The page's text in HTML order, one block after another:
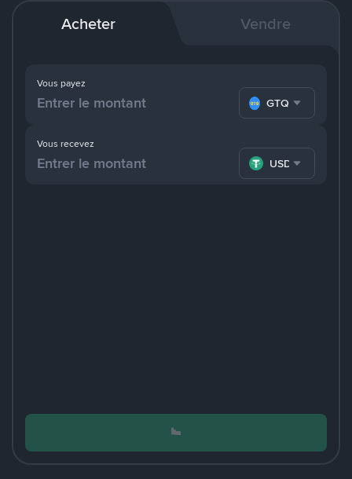
Acheter Vendre
Vous payez
GTQ
Vous recevez
USDT